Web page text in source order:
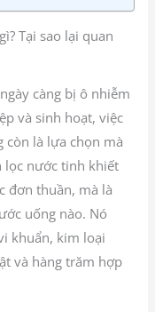
Tại sao lại quan
càng bị ô nhiễm
và sinh hoạt, việc
còn là lựa chọn mà
lọc nước tinh khiết
đơn thuần, mà là
uống nào. Nó
khuẩn, kim loại
và hàng trăm hợp